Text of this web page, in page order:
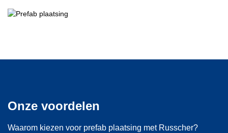
Onze voordelen
Waarom kiezen voor prefab plaatsing met Russcher?